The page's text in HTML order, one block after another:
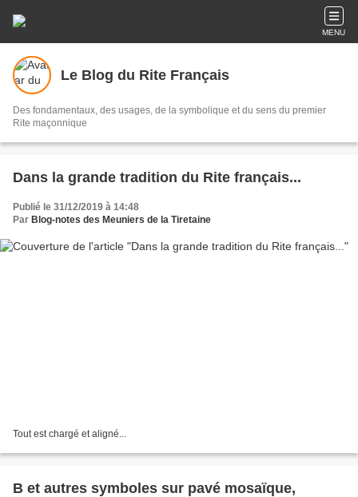
MENU
Le Blog du Rite Français
Des fondamentaux, des usages, de la symbolique et du sens du premier
Rite maçonnique
Dans la grande tradition du Rite français...
Publié le 31/12/2019 à 14:48
Par Blog-notes des Meuniers de la Tiretaine
Tout est chargé et aligné...
B et autres symboles sur pavé mosaïque,